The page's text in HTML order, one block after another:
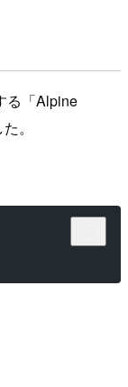
る「Alpine
。